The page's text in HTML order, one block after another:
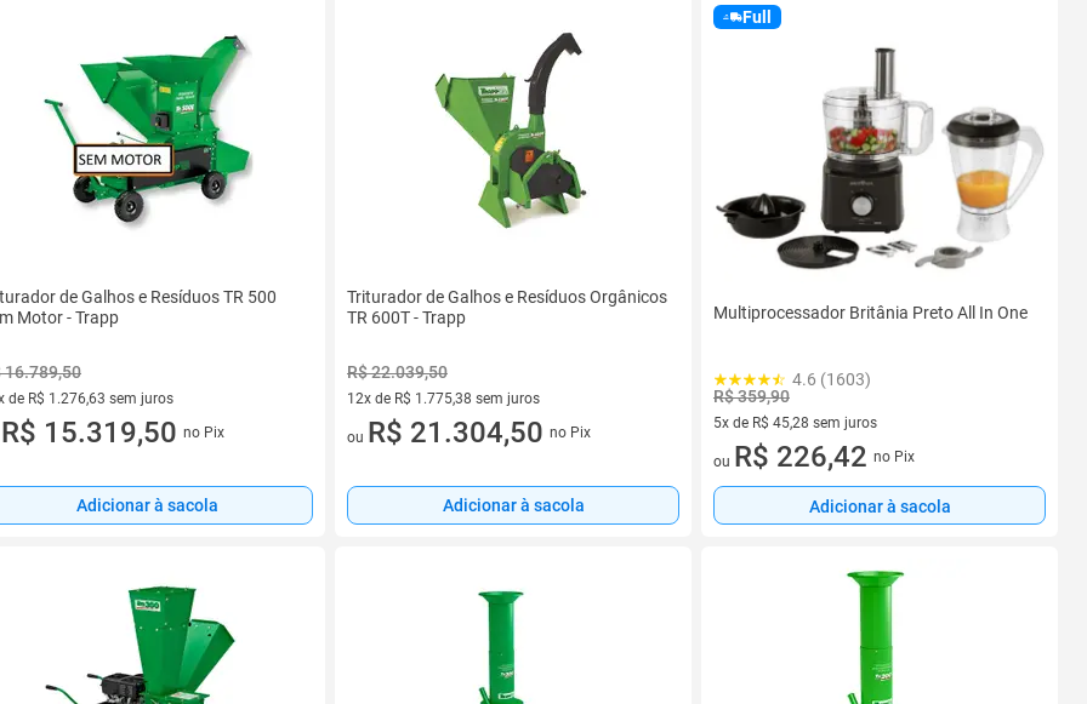
de Galhos e Resíduos TR 500
Motor - Trapp
16.789,50
de R$ 1.276,63 sem juros
vez de R$ 1.276,63 sem juros
R$ 15.319,50 no Pix
Adicionar à sacola
Triturador de Galhos e Resíduos Orgânicos
TR 600T - Trapp
R$ 22.039,50
12x de R$ 1.775,38 sem juros
12 vez de R$ 1.775,38 sem juros
ou R$ 21.304,50 no Pix
Adicionar à sacola
Full
Multiprocessador Britânia Preto All In One
4.6 (1603)
R$ 359,90
5x de R$ 45,28 sem juros
5 vez de R$ 45,28 sem juros
ou R$ 226,42 no Pix
Adicionar à sacola